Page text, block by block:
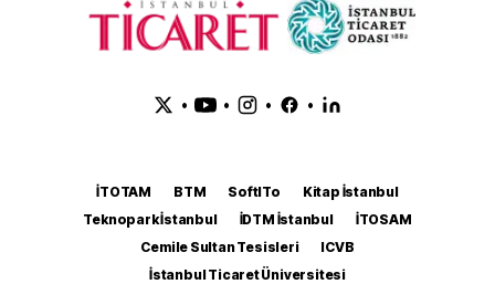
• • • •
İTOTAM BTM SoftITo
Kitap İstanbul
Teknopark İstanbul
İDTM İstanbul
İTOSAM
Cemile Sultan Tesisleri
ICVB
İstanbul Ticaret Üniversitesi